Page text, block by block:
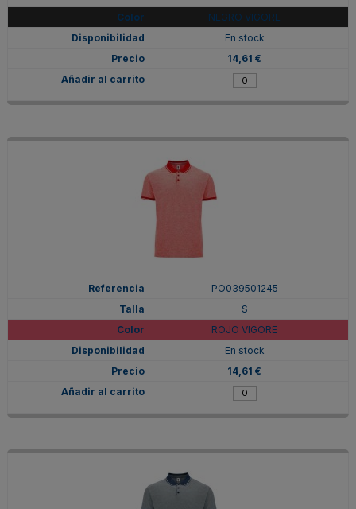
NEGRO VIGORE
En stock
14,61 €
PO039501245
S
ROJO VIGORE
En stock
14,61 €